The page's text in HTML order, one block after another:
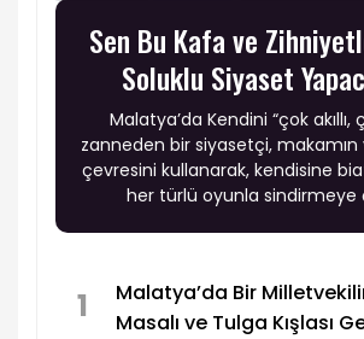
Sen Bu Kafa ve
Soluklu Siyaset
Malatya’da Kendini “çok akıllı,
zanneden bir siyasetçi,
çevresini kullanarak, kendisine
her türlü oyunla sindirmeye
1
Malatya’da Bir
Masalı ve Tulga Kışlası